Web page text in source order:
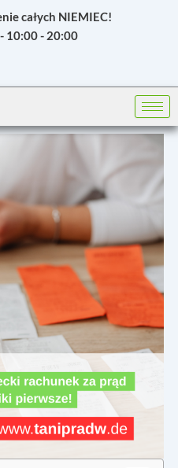
całych NIEMIEC!
10:00 - 20:00